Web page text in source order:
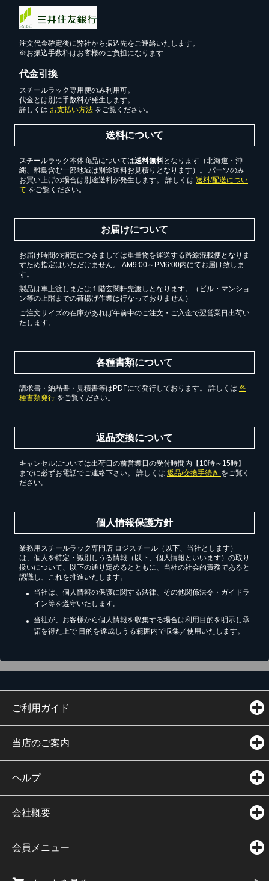
注文代金確定後に弊社から振込先をご連絡いたします。
※お振込手数料はお客様のご負担になります
代金引換
スチールラック専用便のみ利用可。
代金とは別に手数料が発生します。
詳しくは お支払い方法 をご覧ください。
送料について
スチールラック本体商品については送料無料となります（北海道・沖
縄、離島含む一部地域は別途送料お見積りとなります）。 パーツのみ
お買い上げの場合は別途送料が発生します。 詳しくは 送料/配送につい
て をご覧ください。
お届けについて
お届け時間の指定につきましては重量物を運送する路線混載便となりま
すため指定はいただけません。 AM9:00～PM6:00内にてお届け致しま
す。
製品は車上渡しまたは１階玄関軒先渡しとなります。（ビル・マンショ
ン等の上階までの荷揚げ作業は行なっておりません）
ご注文サイズの在庫があれば午前中のご注文・ご入金で翌営業日出荷い
たします。
各種書類について
請求書・納品書・見積書等はPDFにて発行しております。 詳しくは 各
種書類発行 をご覧ください。
返品交換について
キャンセルについては出荷日の前営業日の受付時間内【10時～15時】
までに必ずお電話でご連絡下さい。 詳しくは 返品/交換手続き をご覧く
ださい。
個人情報保護方針
業務用スチールラック専門店 ロジスチール（以下、当社とします）
は、個人を特定・識別しうる情報（以下、個人情報といいます）の取り
扱いについて、以下の通り定めるとともに、当社の社会的責務であると
認識し、これを推進いたします。
当社は、個人情報の保護に関する法律、その他関係法令・ガイドラ
イン等を遵守いたします。
当社が、お客様から個人情報を収集する場合は利用目的を明示し承
諾を得た上で 目的を達成しうる範囲内で収集／使用いたします。
ご利用ガイド
当店のご案内
ヘルプ
会社概要
会員メニュー